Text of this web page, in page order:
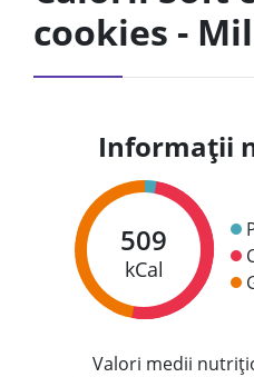
cookies -
Informații
509
kCal
Valori medii